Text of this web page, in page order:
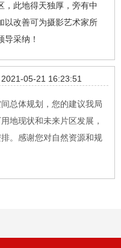
，此地得天独厚，旁有中
以改善可为摄影艺术家所
采纳！
05-21 16:23:51
总体规划，您的建议我局
地现状和未来片区发展，
。感谢您对自然资源和规